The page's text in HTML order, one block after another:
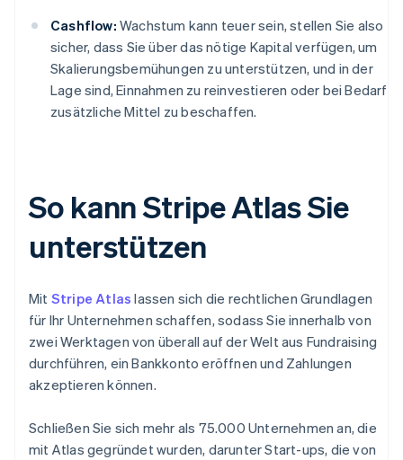
Cashflow: Wachstum kann teuer sein, stellen Sie also
sicher, dass Sie über das nötige Kapital verfügen, um
Skalierungsbemühungen zu unterstützen, und in der
Lage sind, Einnahmen zu reinvestieren oder bei Bedarf
zusätzliche Mittel zu beschaffen.
So kann Stripe Atlas Sie
unterstützen
Mit Stripe Atlas lassen sich die rechtlichen Grundlagen
für Ihr Unternehmen schaffen, sodass Sie innerhalb von
zwei Werktagen von überall auf der Welt aus Fundraising
durchführen, ein Bankkonto eröffnen und Zahlungen
akzeptieren können.
Schließen Sie sich mehr als 75.000 Unternehmen an, die
mit Atlas gegründet wurden, darunter Start-ups, die von